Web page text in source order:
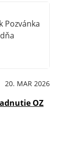
20. MAR 2026
OZ